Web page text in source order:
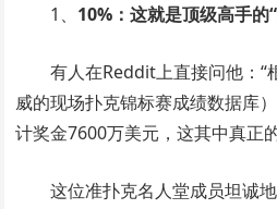
1、 10%：这就是顶级高手的
有人在Reddit上直接问他：
威的现场扑克锦标赛成绩数据库
计奖金7600万美元，这其中真正
这位准扑克名人堂成员坦诚